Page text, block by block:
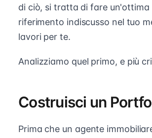
di ciò, si tratta di fare
riferimento indiscusso nel tuo
lavori per te.
Analizziamo quel primo, e più
Costruisci un
Prima che un agente